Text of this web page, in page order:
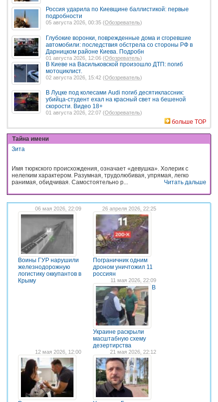
Россия ударила по Киевщине баллистикой: первые
подробности
05 августа 2026, 00:35 (Обозреватель)
Глубокие воронки, поврежденные дома и сгоревшие
автомобили: последствия обстрела со стороны РФ в
Дарницком районе Киева. Подробн
01 августа 2026, 12:06 (Обозреватель)
В Киеве на Васильковской произошло ДТП: погиб
мотоциклист.
02 августа 2026, 15:42 (Обозреватель)
В Луцке под колесами Audi погиб десятиклассник:
убийца-студент ехал на красный свет на бешеной
скорости. Видео 18+
01 августа 2026, 22:07 (Обозреватель)
больше TOP
Тайна имени
Зита
Имя тюркского происхождения, означает «девушка». Холерик с
нелегким характером. Разумная, трудолюбивая, упрямая, легко
ранимая, обидчивая. Самостоятельно р...
Читать дальше
06 мая 2026, 22:09
Воины ГУР нарушили
железнодорожную
логистику оккупантов в
Крыму
26 апреля 2026, 22:25
Пограничник одним
дроном уничтожил 11
россиян
11 мая 2026, 22:09
В
Украине раскрыли
масштабную схему
дезертирства
12 мая 2026, 12:00 21 мая 2026, 22:12